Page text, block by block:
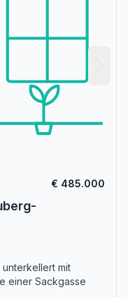
€ 485.000
mit
einer Sackgasse